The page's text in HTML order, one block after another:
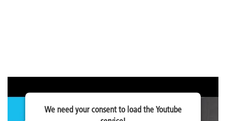
We need your consent to load the Youtube